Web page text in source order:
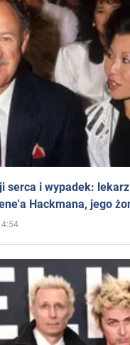
serca i wypadek:
Hackmana, jego